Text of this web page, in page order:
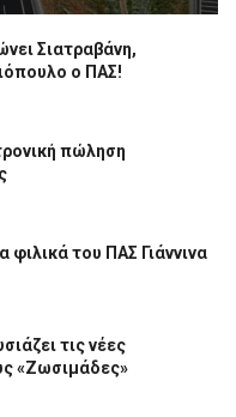
Σιατραβάνη,
ο ΠΑΣ!
πώληση
φιλικά του ΠΑΣ Γιάννινα
τις νέες
«Ζωσιμάδες»